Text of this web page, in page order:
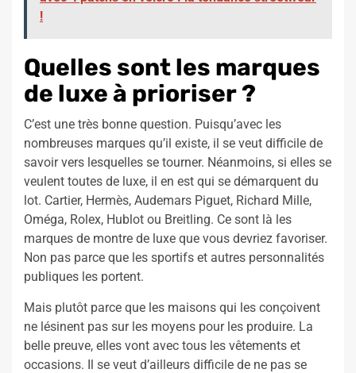
!
Quelles sont les marques
de luxe à prioriser ?
C’est une très bonne question. Puisqu’avec les
nombreuses marques qu’il existe, il se veut difficile de
savoir vers lesquelles se tourner. Néanmoins, si elles se
veulent toutes de luxe, il en est qui se démarquent du
lot. Cartier, Hermès, Audemars Piguet, Richard Mille,
Oméga, Rolex, Hublot ou Breitling. Ce sont là les
marques de montre de luxe que vous devriez favoriser.
Non pas parce que les sportifs et autres personnalités
publiques les portent.
Mais plutôt parce que les maisons qui les conçoivent
ne lésinent pas sur les moyens pour les produire. La
belle preuve, elles vont avec tous les vêtements et
occasions. Il se veut d’ailleurs difficile de ne pas se